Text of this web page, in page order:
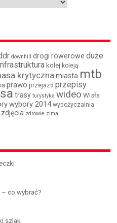
downhill drogi rowerowe duże
kolej koleją
krytyczna miasta mtb
prawo przejazd przepisy
trasy turystyka wideo Wisła
wybory 2014 wypożyczalnia
zdjęcia zdrowie zima
– co wybrać?
szlak